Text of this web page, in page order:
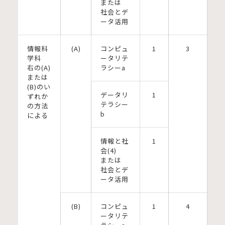
または
社会とデ
ータ活用
情報科
学科
右の(A)
または
(B)のい
ずれか
の方法
による
(A)
コンピュ
ータリテ
ラシーa
1 3
データリ
テラシー
b
1
情報と社
会(4)
または
社会とデ
ータ活用
1
(B)
コンピュ
ータリテ
1 4